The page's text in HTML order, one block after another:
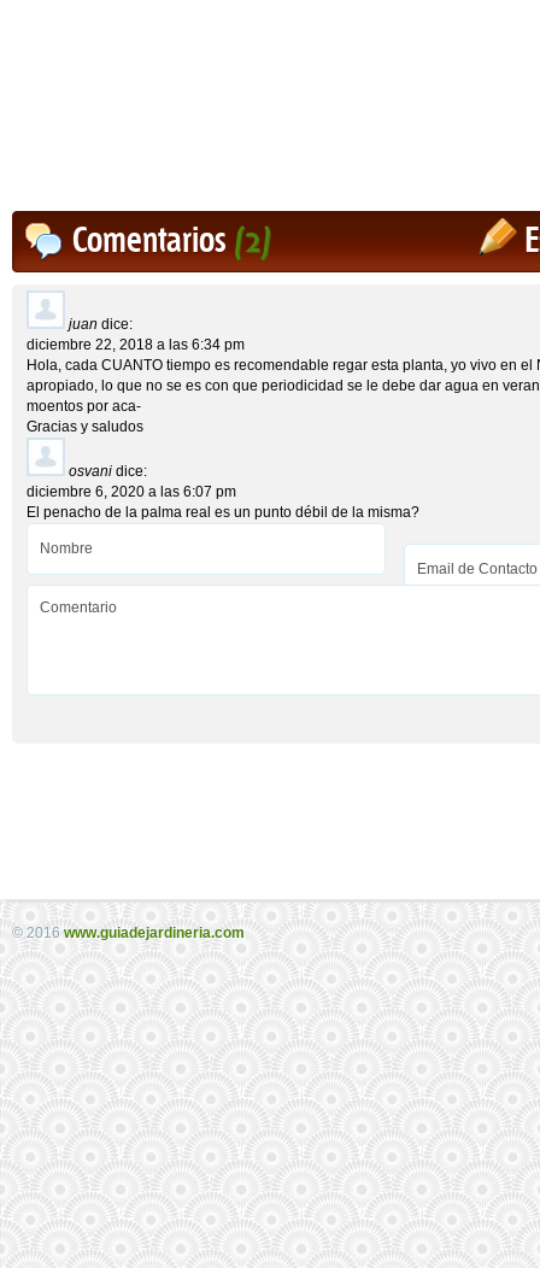
Comentarios(2)
juan dice:
diciembre 22, 2018 a las 6:34 pm
Hola, cada CUANTO tiempo es recomendable regar esta planta, yo vivo en
apropiado, lo que no se es con que periodicidad se le debe dar agua en
moentos por aca-
Gracias y saludos
osvani dice:
diciembre 6, 2020 a las 6:07 pm
El penacho de la palma real es un punto débil de la misma?
© 2016 www.guiadejardineria.com